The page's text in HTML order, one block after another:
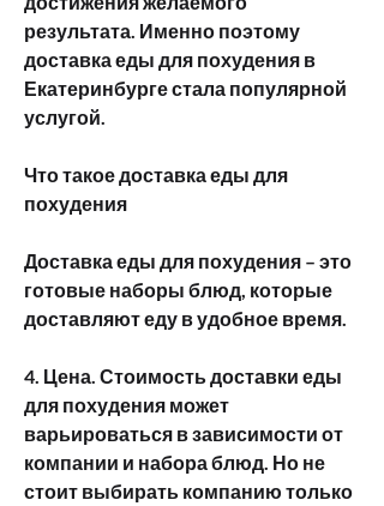
результата. Именно поэтому
доставка еды для похудения в
Екатеринбурге стала популярной
услугой.
Что такое доставка еды для
похудения
Доставка еды для похудения – это
готовые наборы блюд, которые
доставляют еду в удобное время.
4. Цена. Стоимость доставки еды
для похудения может
варьироваться в зависимости от
компании и набора блюд. Но не
стоит выбирать компанию только